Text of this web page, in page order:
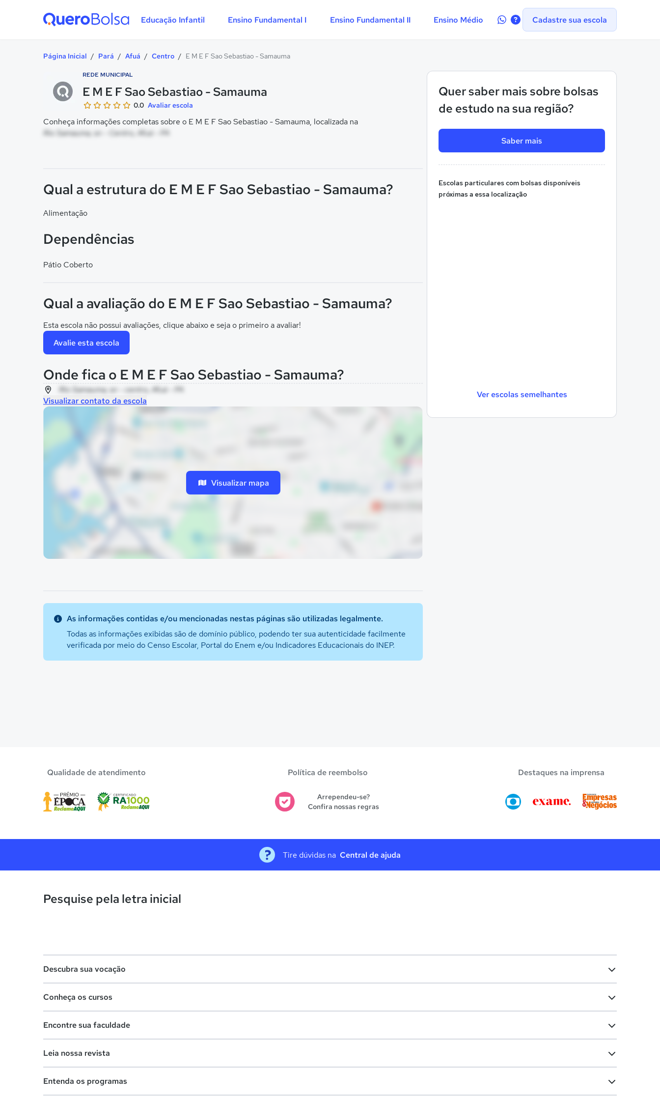
Educação Infantil Ensino Fundamental I Ensino Fundamental II Ensino Médio
Contate-Cadastre sua escola
Página Inicial / Pará / Afuá / Centro / E M E F Sao Sebastiao - Samauma
REDE MUNICIPAL
E M E F Sao Sebastiao - Samauma
0.0 Avaliar escola
Conheça informações completas sobre o E M E F Sao Sebastiao - Samauma, localizada na
Rio Samauma, sn - Centro, Afuá - PA
Quer saber mais sobre bolsas
de estudo na sua região?
Saber mais
Escolas particulares com bolsas disponíveis
próximas a essa localização
Ver escolas semelhantes
Qual a estrutura do E M E F Sao Sebastiao - Samauma?
Alimentação
Dependências
Pátio Coberto
Qual a avaliação do E M E F Sao Sebastiao - Samauma?
Esta escola não possui avaliações, clique abaixo e seja o primeiro a avaliar!
Avalie esta escola
Onde fica o E M E F Sao Sebastiao - Samauma?
Rio Samauma, sn - centro, Afuá - PA
Visualizar contato da escola
Visualizar mapa
As informações contidas e/ou mencionadas nestas páginas são utilizadas legalmente.
Todas as informações exibidas são de domínio público, podendo ter sua autenticidade facilmente
verificada por meio do Censo Escolar, Portal do Enem e/ou Indicadores Educacionais do INEP.
Qualidade de atendimento Política de reembolso
Arrependeu-se?
Confira nossas regras
Destaques na imprensa
Tire dúvidas na Central de ajuda
Pesquise pela letra inicial
Descubra sua vocação
Lista de profissões
Conheça os cursos
Cursos de graduação
Cursos livres
Encontre sua faculdade
Faculdades na sua cidade
Leia nossa revista
Entenda os programas